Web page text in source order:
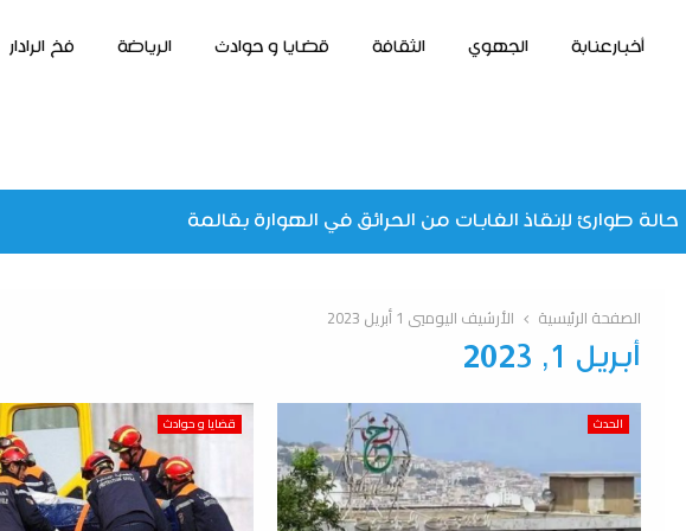
أخبارعنابة الجهوي الثقافة قضايا و حوادث الرياضة فخ الرادار
حالة طوارئ لإنقاذ الغابات من الحرائق في الهوارة بقالمة
الصفحة الرئيسية الأرشيف اليوميي 1 أبريل 2023
أبريل 1, 2023
الحدث قضايا و حوادث